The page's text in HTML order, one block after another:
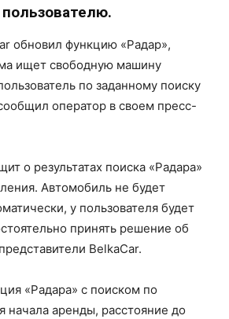
обновил функцию «Радар»,
ищет свободную машину
по заданному поиску
оператор в своем пресс-
о результатах поиска «Радара»
Автомобиль не будет
у пользователя будет
принять решение об
BelkaCar.
«Радара» с поиском по
начала аренды, расстояние до